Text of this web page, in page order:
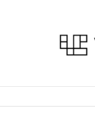
Navigation